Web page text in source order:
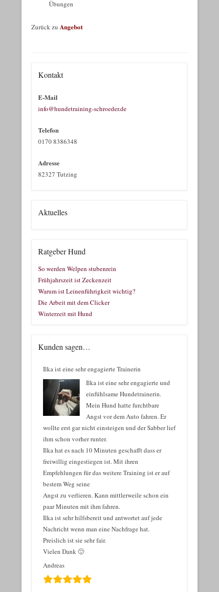
Übungen
Zurück zu Angebot
Kontakt
E-Mail
info@hundetraining-schroeder.de
Telefon
0170 8386348
Adresse
82327 Tutzing
Aktuelles
Ratgeber Hund
So werden Welpen stubenrein
Frühjahrszeit ist Zeckenzeit
Warum ist Leinenführigkeit wichtig?
Die Arbeit mit dem Clicker
Winterzeit mit Hund
Kunden sagen…
Ilka ist eine sehr engagierte Trainerin
Ilka ist eine sehr engagierte und
einfühlsame Hundetrainerin.
Mein Hund hatte furchtbare
Angst vor dem Auto fahren. Er
wollte erst gar nicht einsteigen und der Sabber lief
ihm schon vorher runter.
Ilka hat es nach 10 Minuten geschafft dass er
freiwillig eingestiegen ist. Mit ihren
Empfehlungen für das weitere Training ist er auf
bestem Weg seine
Angst zu verlieren. Kann mittlerweile schon ein
paar Minuten mit ihm fahren.
Ilka ist sehr hilfsbereit und antwortet auf jede
Nachricht wenn man eine Nachfrage hat.
Preislich ist sie sehr fair.
Vielen Dank 🙂
Andreas